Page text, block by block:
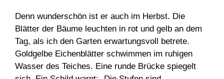
Denn wunderschön ist er auch im Herbst. Die
Blätter der Bäume leuchten in rot und gelb an dem
Tag, als ich den Garten erwartungsvoll betrete.
Goldgelbe Eichenblätter schwimmen im ruhigen
Wasser des Teiches. Eine runde Brücke spiegelt